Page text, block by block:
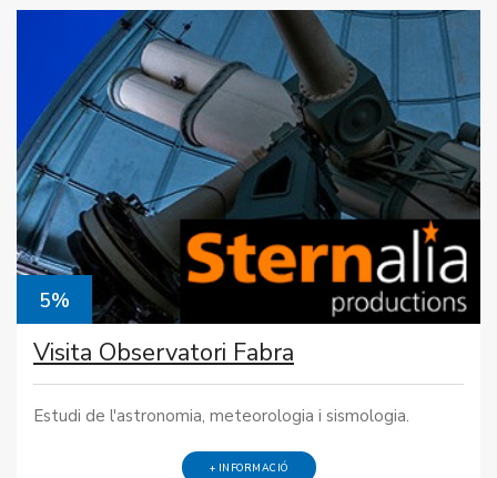
5%
Visita Observatori Fabra
Estudi de l'astronomia, meteorologia i sismologia.
+ INFORMACIÓ